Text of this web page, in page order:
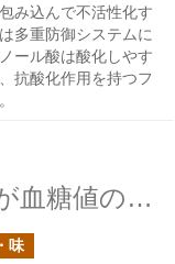
み込んで不活性化す
多重防御システムに
ール酸は酸化しやす
抗酸化作用を持つフ
フェニルプロパノイド類が血糖値の上昇を緩やかにするはず
味